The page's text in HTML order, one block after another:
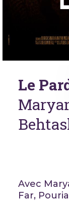
Le
Avec
Far,